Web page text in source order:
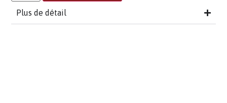
Plus de détail